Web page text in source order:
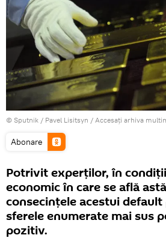
© Sputnik / Pavel Lisitsyn / Accesați arhiva
Abonare
Potrivit experților, în
economic în care se află
consecințele acestui
sferele enumerate mai sus
pozitiv.